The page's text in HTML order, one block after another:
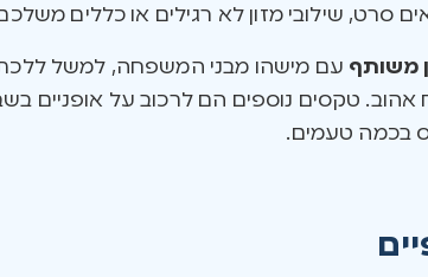
סרט, שילובי מזון לא רגילים או כללים
משותף עם מישהו מבני המשפחה, למשל ללכת
טקסים נוספים הם לרכוב על אופניים
בכמה טעמים.